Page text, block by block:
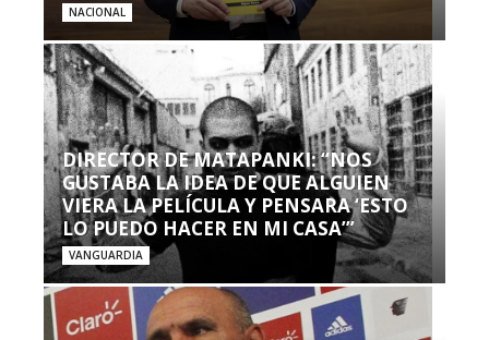
NACIONAL
DIRECTOR DE MATAPANKI: “NOS
GUSTABA LA IDEA DE QUE ALGUIEN
VIERA LA PELÍCULA Y PENSARA ‘ESTO
LO PUEDO HACER EN MI CASA’”
VANGUARDIA